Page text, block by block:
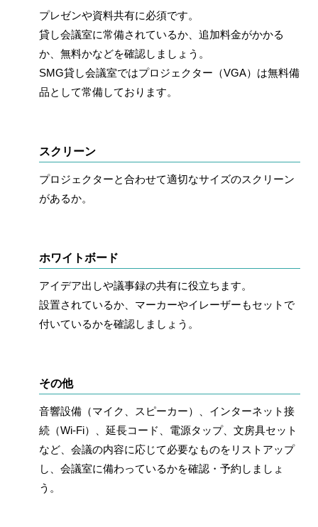
プレゼンや資料共有に必須です。
貸し会議室に常備されているか、追加料金がかかる
か、無料かなどを確認しましょう。
SMG貸し会議室ではプロジェクター（VGA）は無料備
品として常備しております。
スクリーン
プロジェクターと合わせて適切なサイズのスクリーン
があるか。
ホワイトボード
アイデア出しや議事録の共有に役立ちます。
設置されているか、マーカーやイレーザーもセットで
付いているかを確認しましょう。
その他
音響設備（マイク、スピーカー）、インターネット接
続（Wi-Fi）、延長コード、電源タップ、文房具セット
など、会議の内容に応じて必要なものをリストアップ
し、会議室に備わっているかを確認・予約しましょ
う。